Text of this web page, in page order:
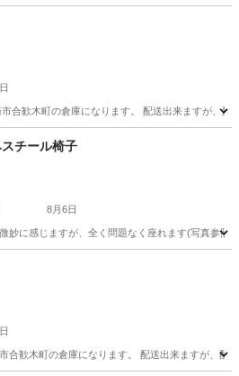
合歓木町の倉庫になります。 配送出来ますが、配
収納家具 タンス
チール椅子
8月6日
妙に感じますが、全く問題なく座れます(写真参
駅
合歓木町の倉庫になります。 配送出来ますが、配